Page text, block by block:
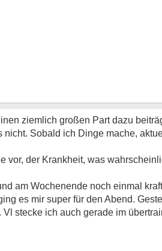
ziemlich großen Part dazu
Sobald ich Dinge mache,
vor, der Krankheit, was
am Wochenende noch einmal
es mir super für den Abend.
stecke ich auch gerade im